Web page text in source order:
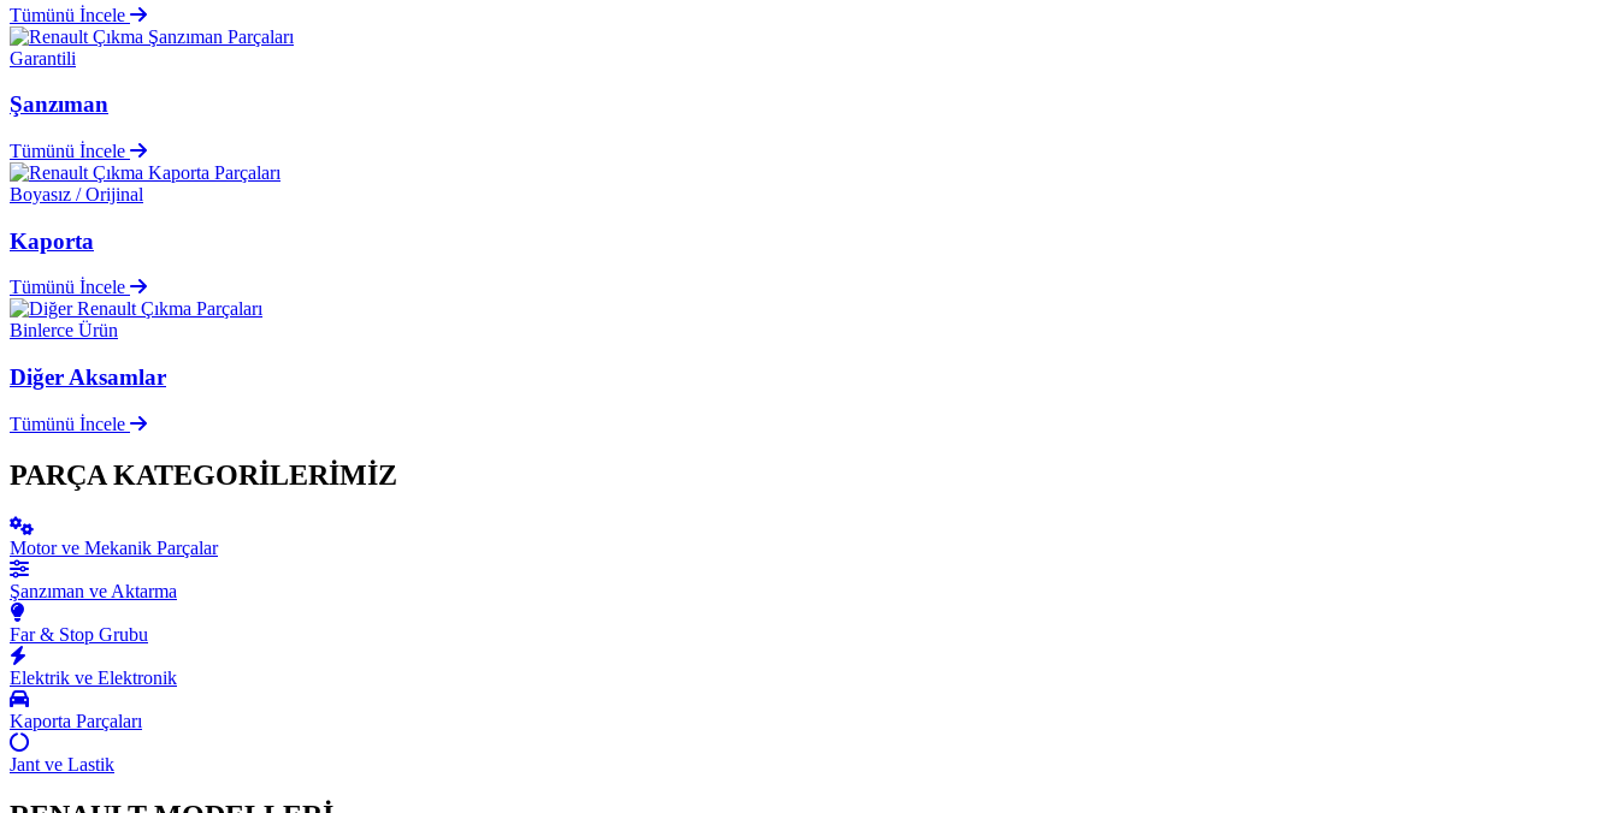
Tümünü İncele
Garantili
Şanzıman
Tümünü İncele
Boyasız / Orijinal
Kaporta
Tümünü İncele
Binlerce Ürün
Diğer Aksamlar
Tümünü İncele
PARÇA KATEGORİLERİMİZ
Motor ve Mekanik Parçalar
Şanzıman ve Aktarma
Far & Stop Grubu
Elektrik ve Elektronik
Kaporta Parçaları
Jant ve Lastik